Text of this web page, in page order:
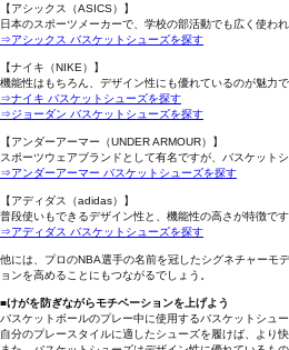
【アシックス（ASICS）】
日本のスポーツメーカーで、学校の部活動でも広く使わ
⇒アシックス バスケットシューズを探す
【ナイキ（NIKE）】
機能性はもちろん、デザイン性にも優れているのが魅力
⇒ナイキ バスケットシューズを探す
⇒ジョーダン バスケットシューズを探す
【アンダーアーマー（UNDER ARMOUR）】
スポーツウェアブランドとして有名ですが、バスケット
⇒アンダーアーマー バスケットシューズを探す
【アディダス（adidas）】
普段使いもできるデザイン性と、機能性の高さが特徴で
⇒アディダス バスケットシューズを探す
他には、プロのNBA選手の名前を冠したシグネチャーモ
ョンを高めることにもつながるでしょう。
■けがを防ぎながらモチベーションを上げよう
バスケットボールのプレー中に使用するバスケットシュ
自分のプレースタイルに適したシューズを履けば、より